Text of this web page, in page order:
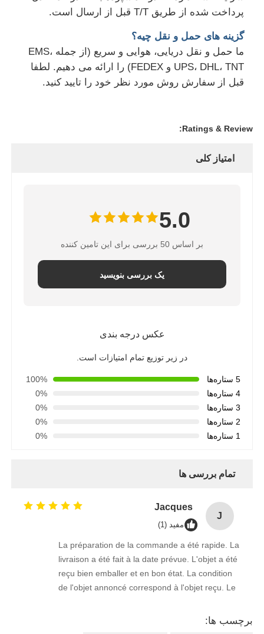
پرداخت شده از طریق T/T قبل از ارسال است.
گزینه های حمل و نقل چیه؟
ما حمل و نقل دریایی، هوایی و سریع (از جمله EMS،
UPS، DHL، TNT و FEDEX) را ارائه می دهیم. لطفا
قبل از سفارش روش مورد نظر خود را تایید کنید.
Ratings & Review:
امتیاز کلی
5.0
بر اساس 50 بررسی برای این تامین کننده
یک بررسی بنویسید
عکس درجه بندی
در زیر توزیع تمام امتیازات است.
5 ستاره‌ها
100%
4 ستاره‌ها
0%
3 ستاره‌ها
0%
2 ستاره‌ها
0%
1 ستاره‌ها
0%
تمام بررسی ها
J
Jacques
مفید (1)
La préparation de la commande a été rapide. La
livraison a été fait à la date prévue. L'objet a été
reçu bien emballer et en bon état. La condition
de l'objet annoncé correspond à l'objet reçu. Le
برچسب ها: